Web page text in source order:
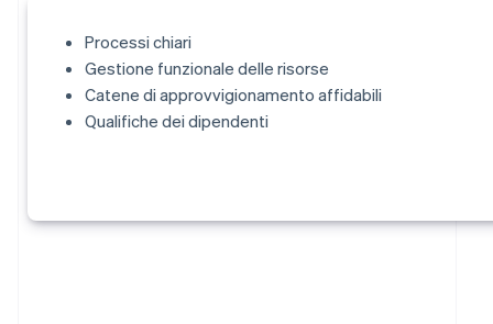
Processi chiari
Gestione funzionale delle risorse
Catene di approvvigionamento affidabili
Qualifiche dei dipendenti